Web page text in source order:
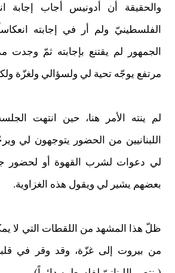
والحقيقة أن أدونيس أجاب إجابة
الفلسطينيّ ولم أر في إجابته
الجمهور لم يقتنع بإجابته ثمّ
مرتفع يوجّه تحية لي ولسؤالي ولغزّة
لم ينته الأمر هنا، حين انتهت
اللبنانيين من الحضور يتوجهون لي
لي دعوات لشرب القهوة أو لحضور
بعضهم يشير لي ويقول هذه الغزاوية.
ظلّ هذا المشهد من اللقطات التي لا
من بيروت إلى غزّة، وقد وقر في